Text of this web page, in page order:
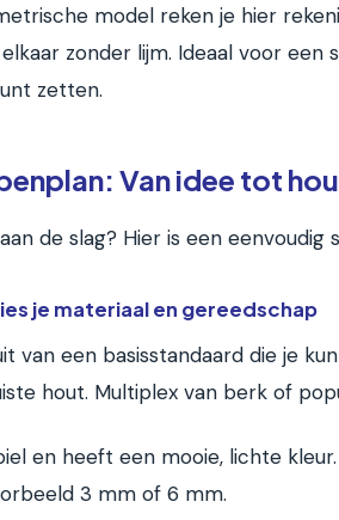
model reken je hier
zonder lijm. Ideaal voor
zetten.
Van idee tot
de slag? Hier is een
je materiaal en gereedschap
van een basisstandaard die je
hout. Multiplex van berk of
en heeft een mooie, lichte
3 mm of 6 mm.